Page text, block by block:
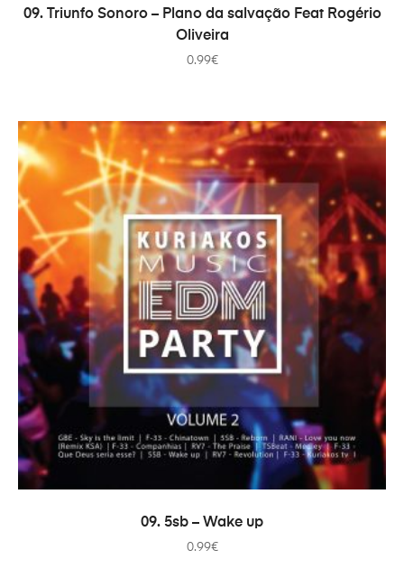
ADICIONAR
09. Triunfo Sonoro – Plano da salvação Feat Rogério
Oliveira
0.99€
ADICIONAR
09. 5sb – Wake up
0.99€